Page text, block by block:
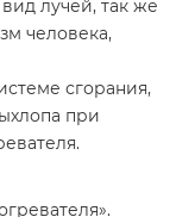
лучей, так же
человека,
сгорания,
при